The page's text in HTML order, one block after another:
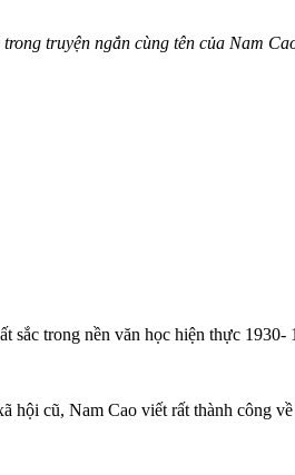
trong truyện ngắn cùng tên của Nam
sắc trong nền văn học hiện thực
hội cũ, Nam Cao viết rất thành công